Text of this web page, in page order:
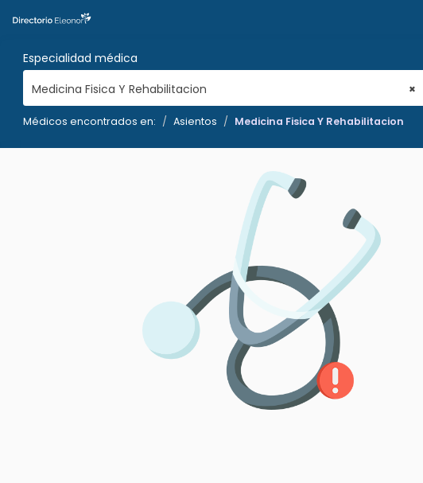
Especialidad médica
×
Medicina Fisica Y Rehabilitacion
Médicos encontrados en: Asientos Medicina Fisica Y Rehabilitacion